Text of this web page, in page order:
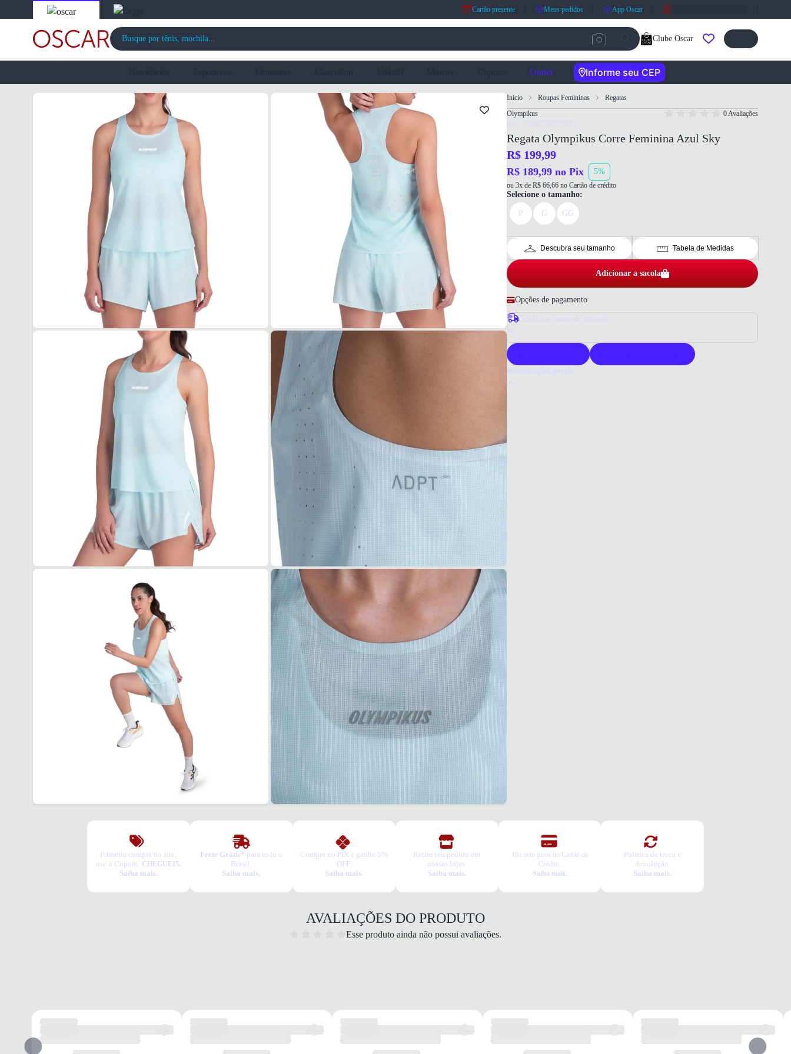
Cartão presente Meus pedidos App Oscar
Clube Oscar
Outlet Informe seu CEP
Início Roupas Femininas
Regatas
Olympikus
0 Avaliações
Ref: 7894756325813
Regata Olympikus Corre Feminina Azul Sky
R$ 199,99
R$ 189,99 no Pix 5%
ou 3x de R$ 66,66 no Cartão de crédito
Selecione o tamanho:
P G GG
Descubra seu tamanho Tabela de Medidas
Adicionar a sacola
Opções de pagamento
Confira o prazo de entrega
Informações gerais
resistência e respirabilidade. Ideal para corrida, alia design funcional e
Tudo o que você precisa saber sobre Regata Olympikus Corre Feminina
TECIDO
INFORMAÇÃO ADICIONAL
A troca é gratuita e fácil. Você tem 7 dias para solicitar a troca, caso o
Primeira compra no site,
use o Cupom: CHEGUEI5.
Saiba mais.
Frete Grátis* para todo o
Brasil.
Saiba mais.
Compre no PIX e ganhe 5%
OFF.
Saiba mais.
Retire seu pedido em
nossas lojas.
Saiba mais.
10x sem juros no Cartão de
Crédito.
Saiba mais.
Política de troca e
devolução.
Saiba mais.
AVALIAÇÕES DO PRODUTO
Esse produto ainda não possui avaliações.